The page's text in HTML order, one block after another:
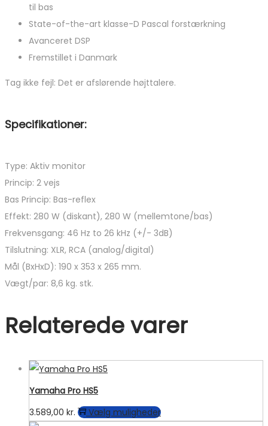
til bas
State-of-the-art klasse-D Pascal forstærkning
Avanceret DSP
Fremstillet i Danmark
Tag ikke fejl: Det er afslørende højttalere.
Specifikationer:
Type: Aktiv monitor
Princip: 2 vejs
Bas Princip: Bas-reflex
Effekt: 280 W (diskant), 280 W (mellemtone/bas)
Frekvensgang: 46 Hz to 26 kHz (+/- 3dB)
Tilslutning: XLR, RCA (analog/digital)
Mål (BxHxD): 190 x 353 x 265 mm.
Vægt/par: 8,6 kg. stk.
Relaterede varer
Yamaha Pro HS5
3.589,00 kr. Vælg mulighederDette